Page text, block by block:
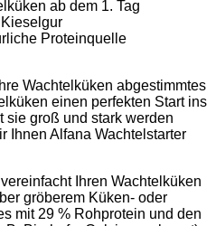
ab dem 1. Tag
Proteinquelle
Wachtelküken abgestimmtes
einen perfekten Start ins
sie groß und stark werden
Ihnen Alfana Wachtelstarter
Ihren Wachtelküken
gröberem Küken- oder
mit 29 % Rohprotein und den